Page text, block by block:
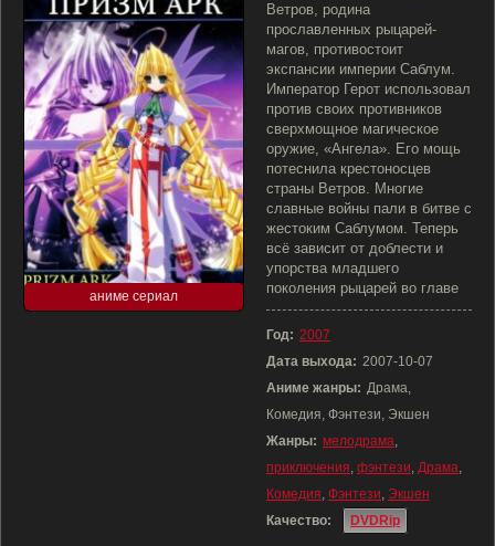
аниме сериал
Ветров, родина
прославленных рыцарей-
магов, противостоит
экспансии империи Саблум.
Император Герот использовал
против своих противников
сверхмощное магическое
оружие, «Ангела». Его мощь
потеснила крестоносцев
страны Ветров. Многие
славные войны пали в битве с
жестоким Саблумом. Теперь
всё зависит от доблести и
упорства младшего
поколения рыцарей во главе
Год: 2007
Дата выхода: 2007-10-07
Аниме жанры: Драма,
Комедия, Фэнтези, Экшен
Жанры: мелодрама,
приключения, фэнтези, Драма,
Комедия, Фэнтези, Экшен
Качество:
DVDRip